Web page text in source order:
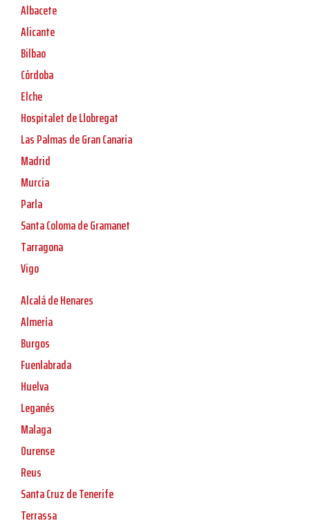
Albacete
Alicante
Bilbao
Córdoba
Elche
Hospitalet de Llobregat
Las Palmas de Gran Canaria
Madrid
Murcia
Parla
Santa Coloma de Gramanet
Tarragona
Vigo
Alcalá de Henares
Almería
Burgos
Fuenlabrada
Huelva
Leganés
Malaga
Ourense
Reus
Santa Cruz de Tenerife
Terrassa